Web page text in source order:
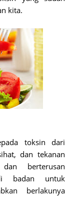
kita.
toksin dari
dan tekanan
berterusan
badan untuk
berlakunya